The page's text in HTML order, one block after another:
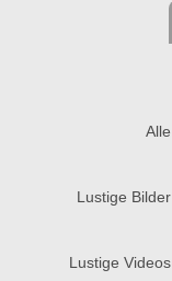
Alle
Lustige Bilder
Lustige Videos